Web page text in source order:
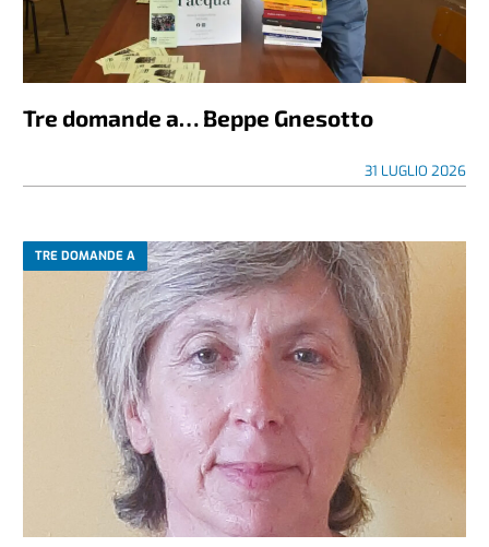
Tre domande a… Beppe Gnesotto
31 LUGLIO 2026
TRE DOMANDE A